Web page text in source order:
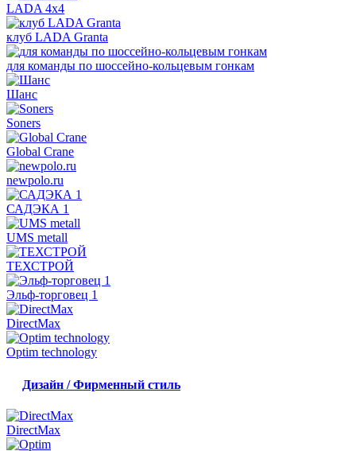
LADA 4x4
клуб LADA Granta
для команды по шоссейно-кольцевым гонкам
Шанс
Soners
Global Crane
newpolo.ru
САДЭКА 1
UMS metall
ТЕХСТРОЙ
Эльф-торговец 1
DirectMax
Optim technology
Дизайн / Фирменный стиль
DirectMax